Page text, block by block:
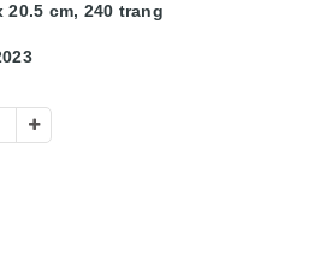
20.5 cm, 240 trang